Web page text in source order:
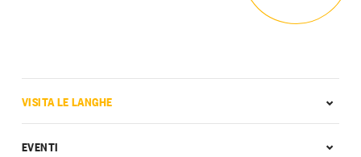
VISITA LE LANGHE
EVENTI